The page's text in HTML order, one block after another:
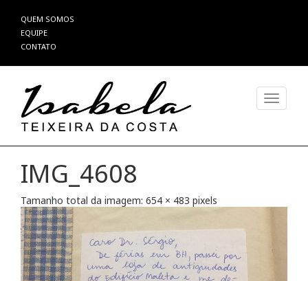
Pular
para
o
QUEM SOMOS
EQUIPE
CONTATO
IMG_4608
Tamanho total da imagem: 654 × 483 pixels